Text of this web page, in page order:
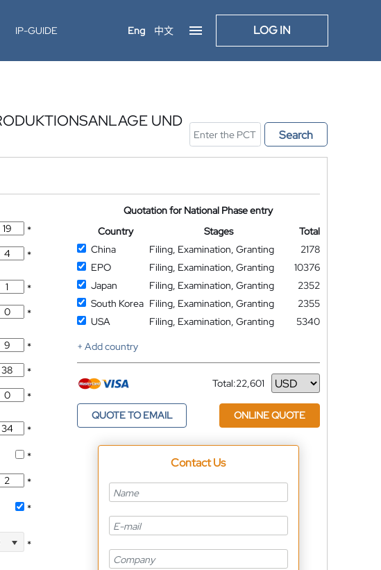
IP-GUIDE Eng 中文 LOG IN
UND
Search
*
*
*
*
*
*
*
*
*
*
*
*
Quotation for National Phase entry
Country
Stages
Total
China
Filing, Examination, Granting
2178
EPO
Filing, Examination, Granting
10376
Japan
Filing, Examination, Granting
2352
South Korea Filing, Examination, Granting
2355
USA
Filing, Examination, Granting
5340
+ Add country
Total:22,601
Currency
QUOTE TO EMAIL ONLINE QUOTE
Contact Us